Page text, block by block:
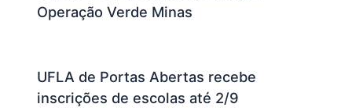
Operação Verde Minas
UFLA de Portas Abertas recebe
inscrições de escolas até 2/9